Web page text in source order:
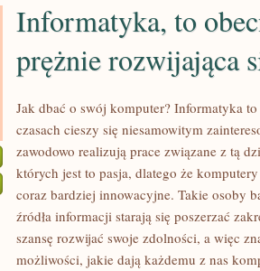
INTERNECIE?
INFORMATYKA,
Informatyka, to
prężnie rozwijająca
Jak dbać o swój komputer? Informatyka
czasach cieszy się niesamowitym
zawodowo realizują prace związane z tą
których jest to pasja, dlatego że
coraz bardziej innowacyjne. Takie osoby
źródła informacji starają się poszerzać
szansę rozwijać swoje zdolności, a więc
możliwości, jakie dają każdemu z nas